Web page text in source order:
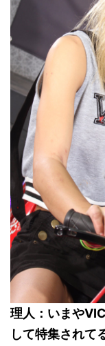
理人：いまや
して特集されて